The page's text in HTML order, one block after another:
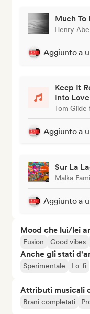
Much To
Henry
Aggiunto a
Keep It
Into
Tom Glide
Aggiunto a
Sur La
Malka
Aggiunto a
Mood che lui/lei
Fusion Good vibes
Anche gli stati
Sperimentale Lo-fi
Attributi musicali
Brani completati